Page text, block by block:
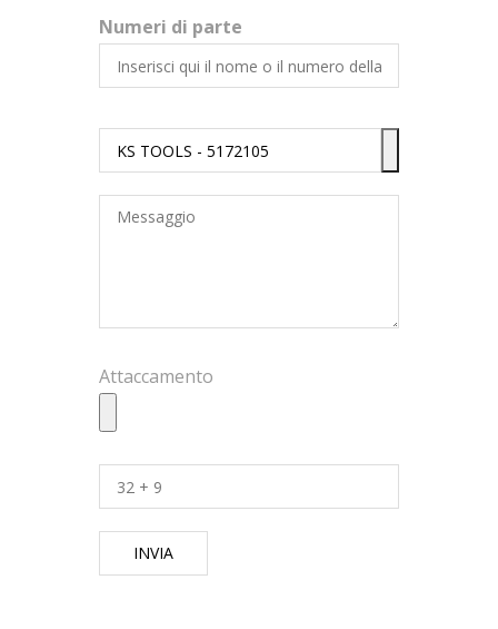
Numeri di parte
Attaccamento